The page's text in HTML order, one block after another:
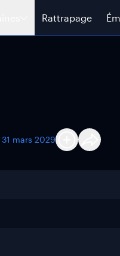
Rattrapage
31 mars 2029